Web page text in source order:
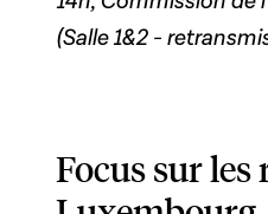
(Salle 1&2 -
Focus sur